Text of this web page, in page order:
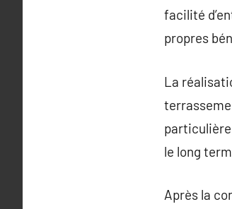
facilité
propres
La
le long
Après la